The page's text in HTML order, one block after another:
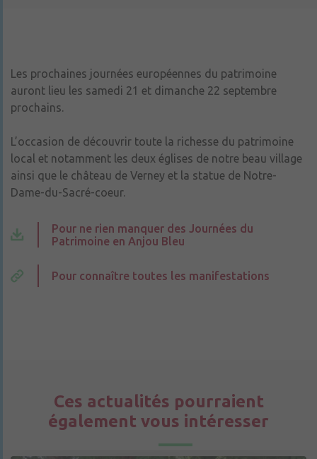
Les prochaines journées européennes du patrimoine
auront lieu les samedi 21 et dimanche 22 septembre
prochains.
L’occasion de découvrir toute la richesse du patrimoine
local et notamment les deux églises de notre beau village
ainsi que le château de Verney et la statue de Notre-
Dame-du-Sacré-coeur.
Pour ne rien manquer des Journées du
Patrimoine en Anjou Bleu
Pour connaître toutes les manifestations
Ces actualités pourraient
également vous intéresser